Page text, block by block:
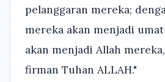
pelanggaran mereka;
mereka akan menjadi
akan menjadi Allah
firman Tuhan ALLAH."